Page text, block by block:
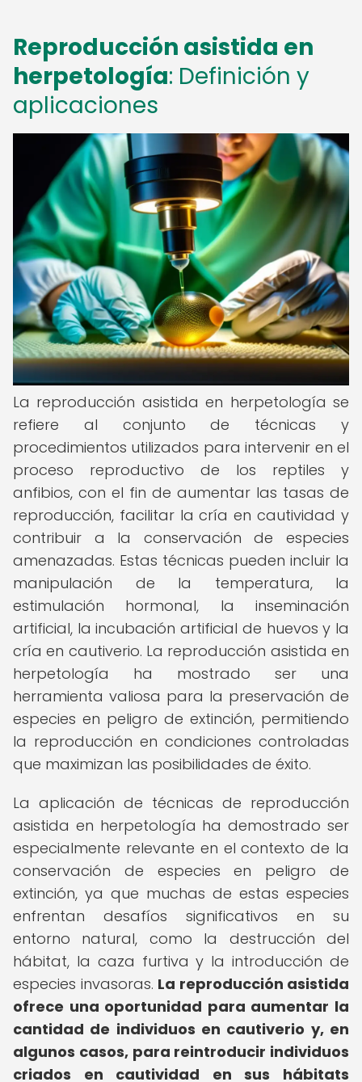
Reproducción asistida en
herpetología: Definición y
aplicaciones
La reproducción asistida en herpetología se
refiere al conjunto de técnicas y
procedimientos utilizados para intervenir en el
proceso reproductivo de los reptiles y
anfibios, con el fin de aumentar las tasas de
reproducción, facilitar la cría en cautividad y
contribuir a la conservación de especies
amenazadas. Estas técnicas pueden incluir la
manipulación de la temperatura, la
estimulación hormonal, la inseminación
artificial, la incubación artificial de huevos y la
cría en cautiverio. La reproducción asistida en
herpetología ha mostrado ser una
herramienta valiosa para la preservación de
especies en peligro de extinción, permitiendo
la reproducción en condiciones controladas
que maximizan las posibilidades de éxito.
La aplicación de técnicas de reproducción
asistida en herpetología ha demostrado ser
especialmente relevante en el contexto de la
conservación de especies en peligro de
extinción, ya que muchas de estas especies
enfrentan desafíos significativos en su
entorno natural, como la destrucción del
hábitat, la caza furtiva y la introducción de
especies invasoras. La reproducción asistida
ofrece una oportunidad para aumentar la
cantidad de individuos en cautiverio y, en
algunos casos, para reintroducir individuos
criados en cautividad en sus hábitats